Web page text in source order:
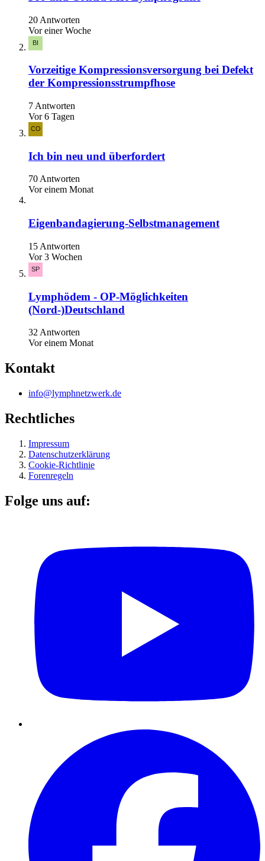
20 Antworten
Vor einer Woche
Vorzeitige Kompressionsversorgung bei Defekt
der Kompressionsstrumpfhose
7 Antworten
Vor 6 Tagen
Ich bin neu und überfordert
70 Antworten
Vor einem Monat
Eigenbandagierung-Selbstmanagement
15 Antworten
Vor 3 Wochen
Lymphödem - OP-Möglichkeiten
(Nord-)Deutschland
32 Antworten
Vor einem Monat
Kontakt
info@lymphnetzwerk.de
Rechtliches
Impressum
Datenschutzerklärung
Cookie-Richtlinie
Forenregeln
Folge uns auf: